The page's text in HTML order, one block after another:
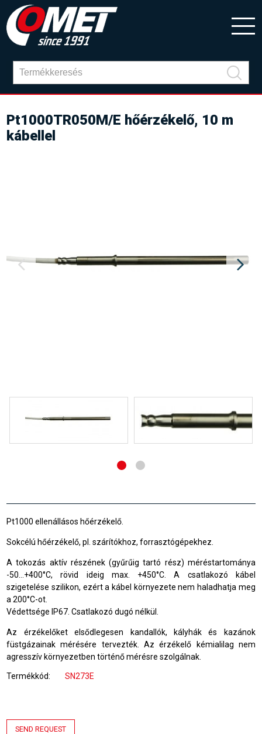
Pt1000TR050M/E hőérzékelő, 10 m
kábellel
Pt1000 ellenállásos hőérzékelő.
Sokcélú hőérzékelő, pl. szárítókhoz, forrasztógépekhez.
A tokozás aktív részének (gyűrűig tartó rész) méréstartománya
-50
+400°C,rövid ideig max. +450°C
A csatlakozó kábel
szigetelése szilikon, ezért a kábel környezete nem haladhatja meg
a 200°C-ot.
Védettsége IP67. Csatlakozó dugó nélkül.
Az érzékelőket elsődlegesen kandallók, kályhák és kazánok
füstgázainak mérésére tervezték. Az érzékelő kémialilag nem
agresszív környezetben történő mérésre szolgálnak.
Termékkód SN273E
SEND REQUEST